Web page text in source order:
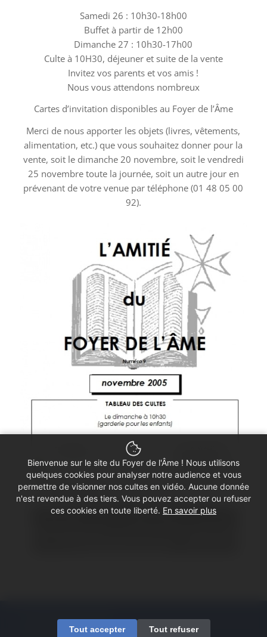
Samedi 26 : 10h30-18h00
Buffet à partir de 12h00
Dimanche 27 : 10h30-17h00
Culte à 10H30, déjeuner et suite de la vente
Invitez vos parents et vos amis !
Nous vous attendons nombreux
Cartes d’invitation disponibles au Foyer de l’Âme
Merci de nous apporter les objets (livres, vêtements,
alimentation, etc.) que vous souhaitez donner pour la
vente, soit le dimanche 20 novembre, soit le vendredi
25 novembre toute la journée, soit un autre jour en
prévenant de votre venue par téléphone (01 48 05 00
92).
Mentions légales
Contactez-nous
Bienvenue sur le site du Foyer de l'Âme ! Nous utilisons
quelques cookies pour analyser notre audience et vous
permettre de visionner nos cultes en vidéo. Aucune donnée
n'est revendue à des tiers. Vous pouvez accepter ou refuser
ces cookies en toute liberté. En savoir plus
Tout accepter Tout refuser